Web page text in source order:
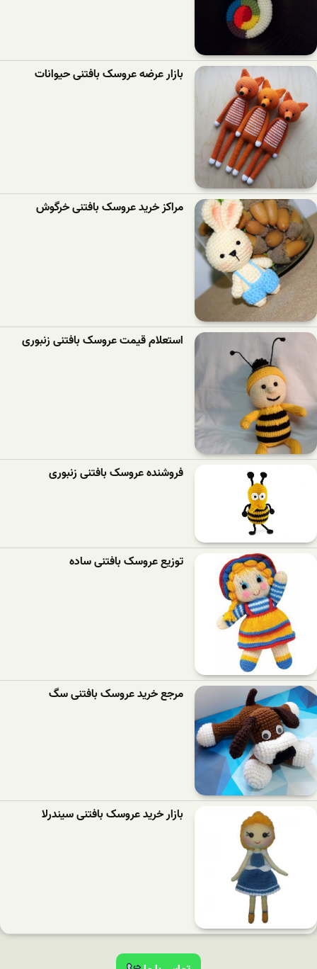
بازار عرضه عروسک بافتنی حیوانات
مراکز خرید عروسک بافتنی خرگوش
استعلام قیمت عروسک بافتنی زنبوری
فروشنده عروسک بافتنی زنبوری
توزیع عروسک بافتنی ساده
مرجع خرید عروسک بافتنی سگ
بازار خرید عروسک بافتنی سیندرلا